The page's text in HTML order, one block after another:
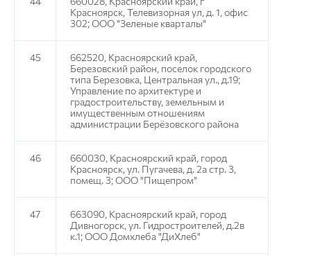
Красноярск, Телевизорная ул, д. 1, офис
302; ООО "Зеленые кварталы"
45
662520, Красноярский край,
Березовский район, поселок городского
типа Березовка, Центральная ул., д.19;
Управление по архитектуре и
градостроительству, земельным и
имущественным отношениям
администрации Берёзовского района
46
660030, Красноярский край, город
Красноярск, ул. Пугачева, д. 2а стр. 3,
помещ. 3; ООО "Пищепром"
47
663090, Красноярский край, город
Дивногорск, ул. Гидростроителей, д.2в
к.1; ООО Домхлеба "ДиХлеб"